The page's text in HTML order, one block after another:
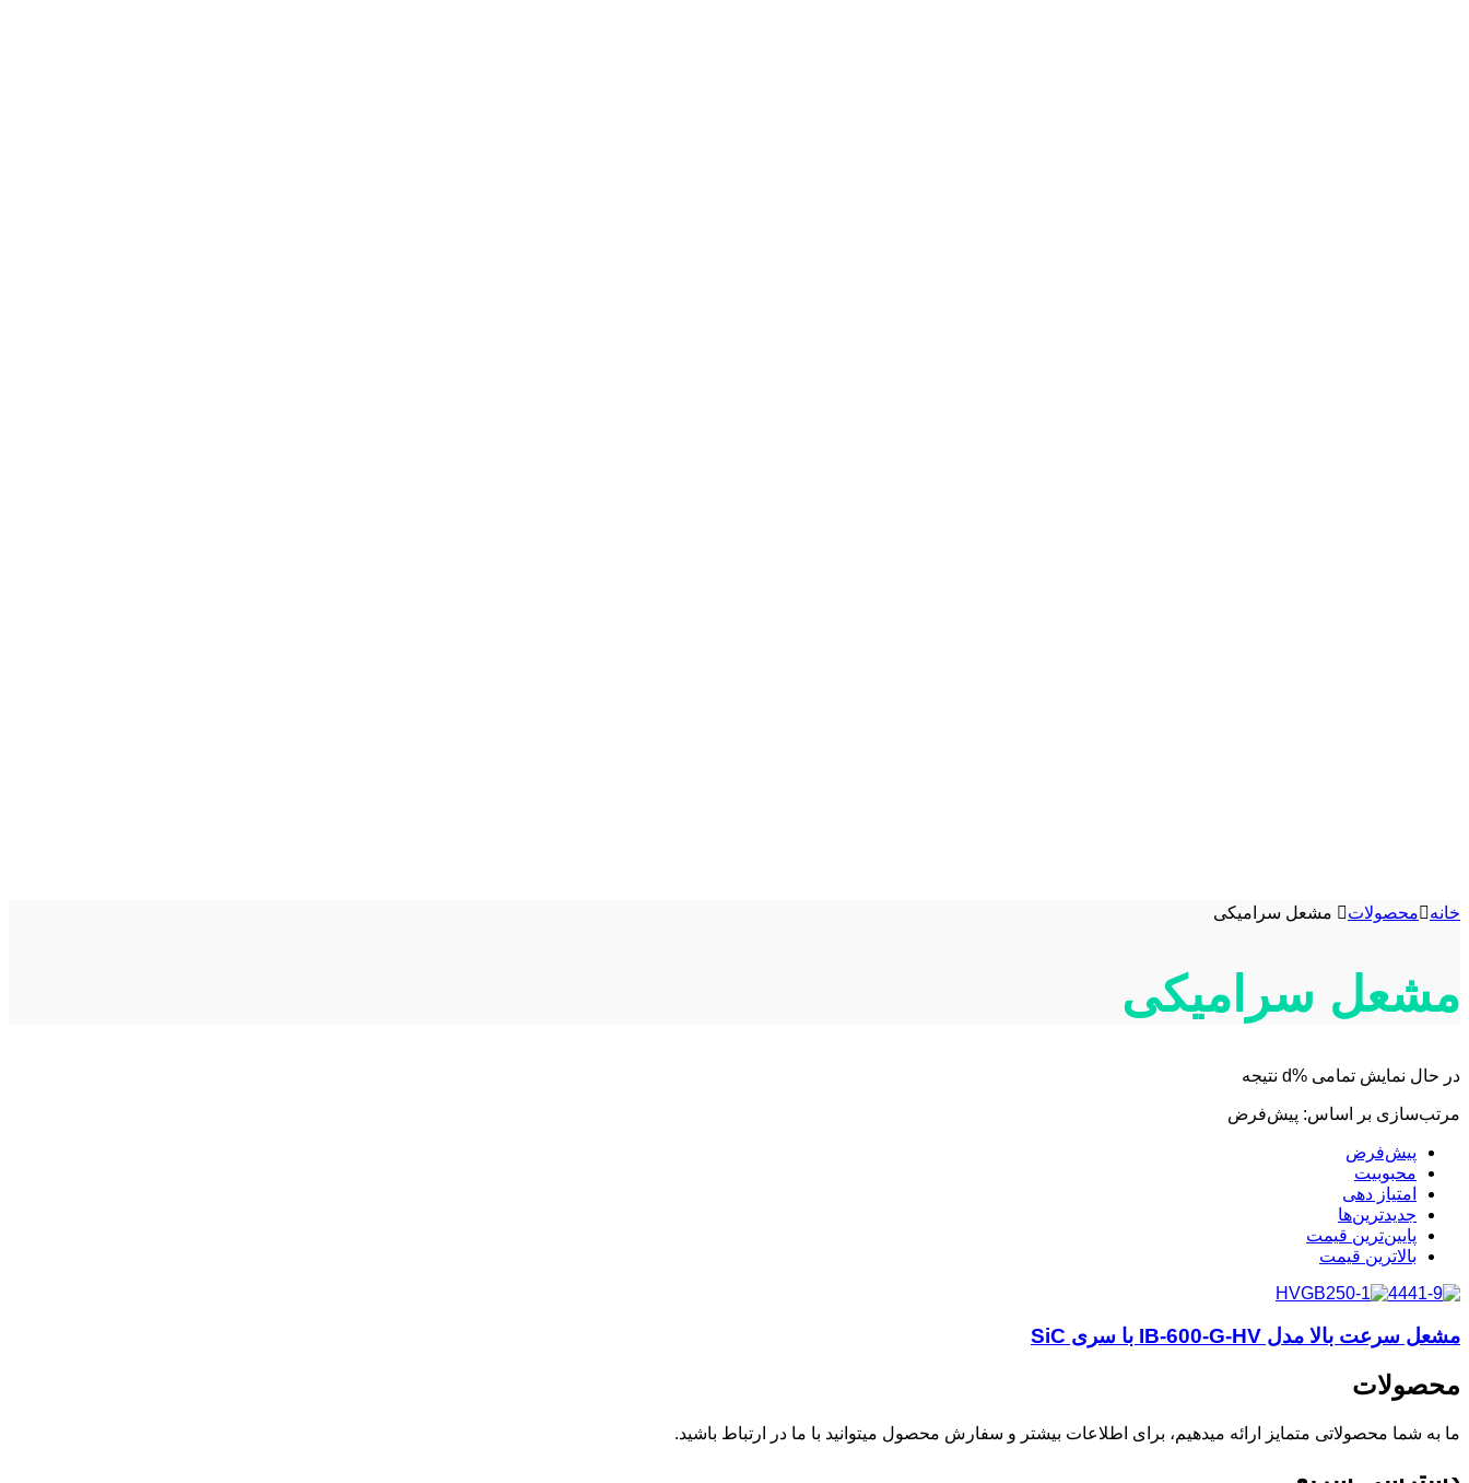
خانه محصولات مشعل سرامیکی
مشعل سرامیکی
‫در حال نمایش تمامی %d نتیجه
مرتب‌سازی بر اساس: پیش‌فرض
پیش‌فرض
محبوبیت
امتیاز دهی
جدیدترین‌ها
پایین‌ترین قیمت
بالاترین قیمت
مشعل سرعت بالا مدل IB-600-G-HV با سری SiC
محصولات
ما به شما محصولاتی متمایز ارائه میدهیم، برای اطلاعات بیشتر و سفارش محصول میتوانید با ما در ارتباط باشید.